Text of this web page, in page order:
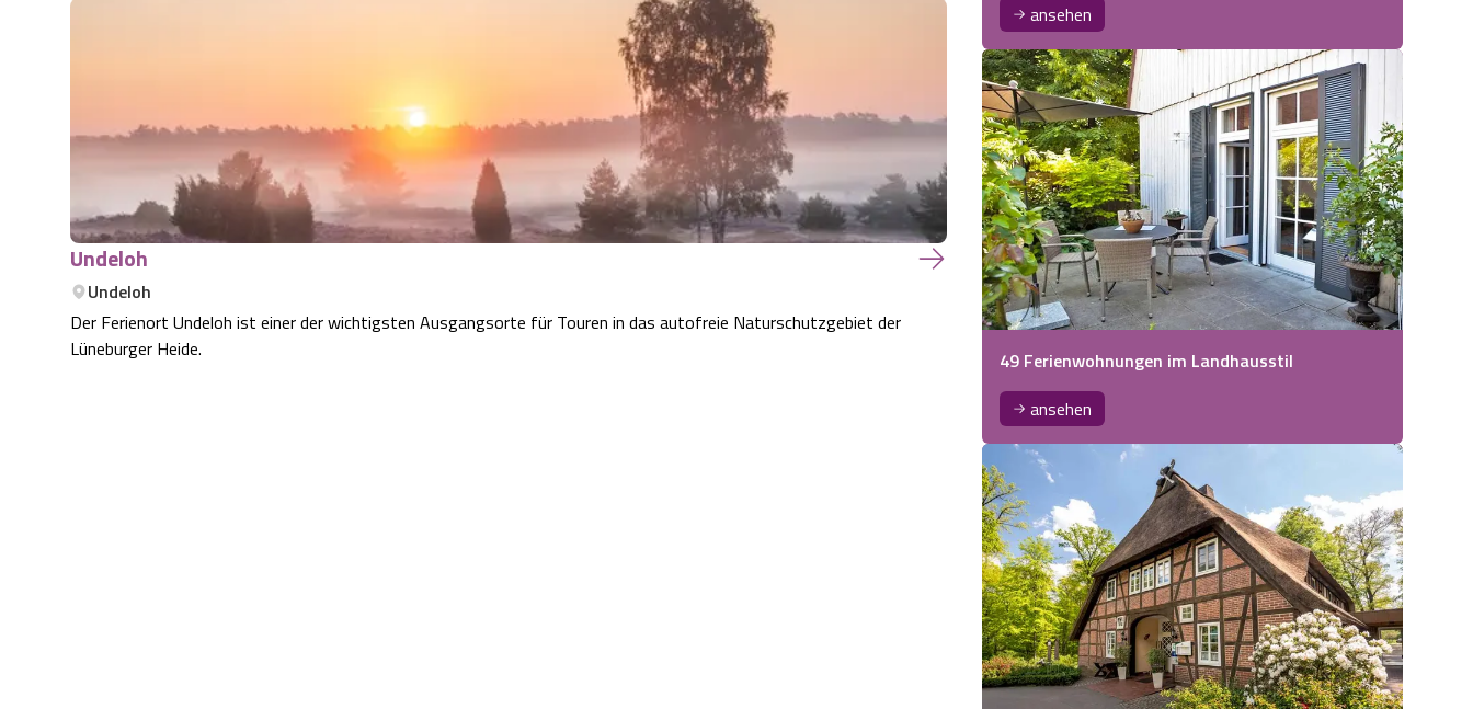
Undeloh
Undeloh
Der Ferienort Undeloh ist einer der wichtigsten Ausgangsorte für Touren in das autofreie Naturschutzgebiet der
Lüneburger Heide.
ansehen
49 Ferienwohnungen im Landhausstil
ansehen